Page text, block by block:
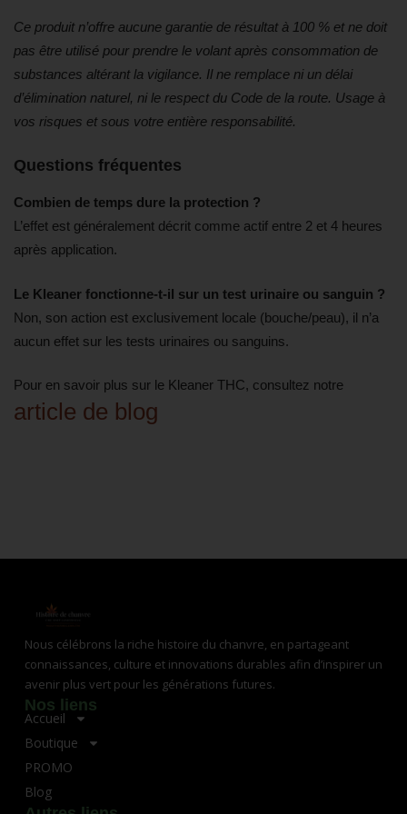
Ce produit n’offre aucune garantie de résultat à 100 % et ne doit
pas être utilisé pour prendre le volant après consommation de
substances altérant la vigilance. Il ne remplace ni un délai
d’élimination naturel, ni le respect du Code de la route. Usage à
vos risques et sous votre entière responsabilité.
Questions fréquentes
Combien de temps dure la protection ?
L’effet est généralement décrit comme actif entre 2 et 4 heures
après application.
Le Kleaner fonctionne-t-il sur un test urinaire ou sanguin ?
Non, son action est exclusivement locale (bouche/peau), il n’a
aucun effet sur les tests urinaires ou sanguins.
Pour en savoir plus sur le Kleaner THC, consultez notre
article de blog
Nous célébrons la riche histoire du chanvre, en partageant
connaissances, culture et innovations durables afin d’inspirer un
avenir plus vert pour les générations futures.
Nos liens
Accueil
Boutique
PROMO
Blog